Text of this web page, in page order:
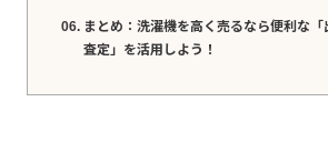
まとめ：洗濯機を高く売るなら便利な
査定」を活用しよう！